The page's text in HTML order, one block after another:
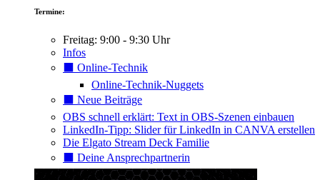
Termine:
Freitag: 9:00 - 9:30 Uhr
Infos
⬛️ Online-Technik
Online-Technik-Nuggets
⬛️ Neue Beiträge
OBS schnell erklärt: Text in OBS-Szenen einbauen
LinkedIn-Tipp: Slider für LinkedIn in CANVA erstellen
Die Elgato Stream Deck Familie
⬛️ Deine Ansprechpartnerin